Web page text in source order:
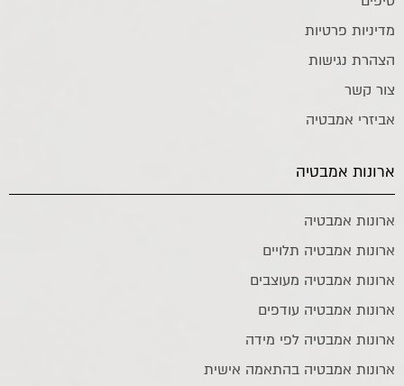
מדיניות פרטיות
הצהרת נגישות
צור קשר
אביזרי אמבטיה
ארונות אמבטיה
ארונות אמבטיה
ארונות אמבטיה תלויים
ארונות אמבטיה מעוצבים
ארונות אמבטיה עודפים
ארונות אמבטיה לפי מידה
ארונות אמבטיה בהתאמה אישית